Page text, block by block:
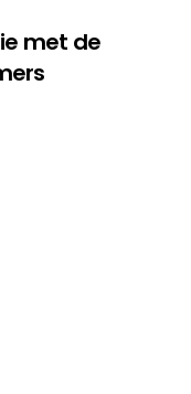
met de